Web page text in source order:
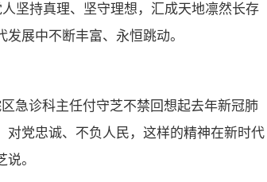
坚持真理、坚守理想，汇成天地凛然长存
展中不断丰富、永恒跳动。
急诊科主任付守芝不禁回想起去年新冠肺
对党忠诚、不负人民，这样的精神在新时代
。